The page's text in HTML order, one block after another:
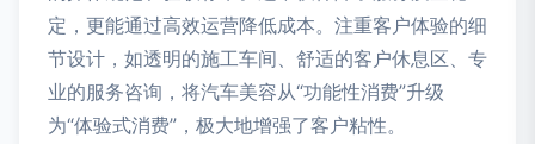
定，更能通过高效运营降低成本。注重客户体验的细
节设计，如透明的施工车间、舒适的客户休息区、专
业的服务咨询，将汽车美容从“功能性消费”升级
为“体验式消费”，极大地增强了客户粘性。